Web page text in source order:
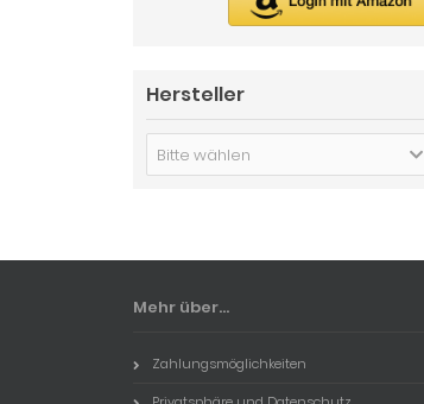
Hersteller
Bitte wählen
Mehr über...
Zahlungsmöglichkeiten